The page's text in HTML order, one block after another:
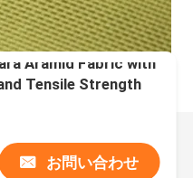
Aramid Fabric with
Tensile Strength
お問い合わせ